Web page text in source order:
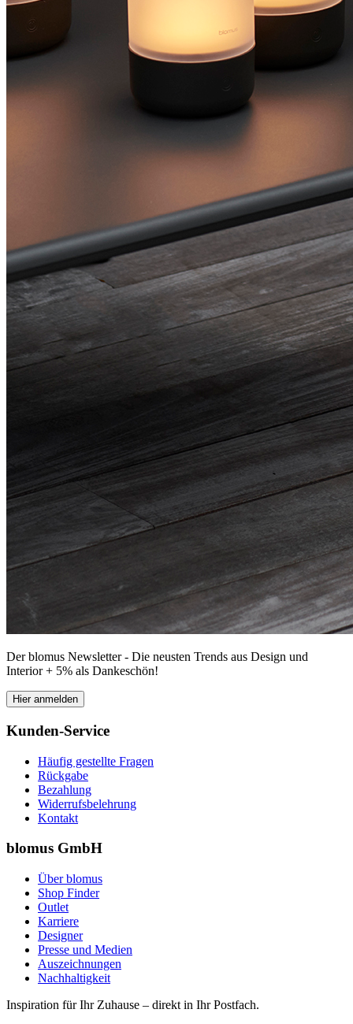
Der blomus Newsletter - Die neusten Trends aus Design und
Interior + 5% als Dankeschön!
Hier anmelden
Kunden-Service
Häufig gestellte Fragen
Rückgabe
Bezahlung
Widerrufsbelehrung
Kontakt
blomus GmbH
Über blomus
Shop Finder
Outlet
Karriere
Designer
Presse und Medien
Auszeichnungen
Nachhaltigkeit
Inspiration für Ihr Zuhause – direkt in Ihr Postfach.